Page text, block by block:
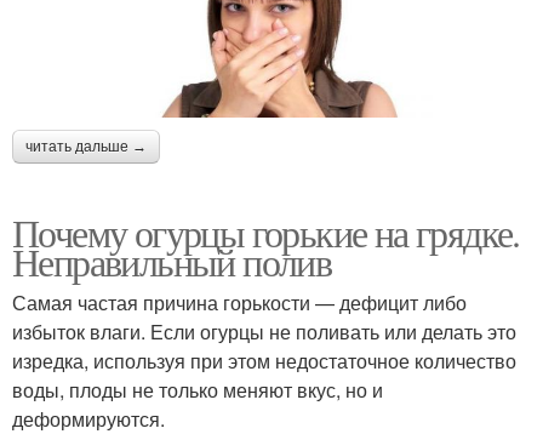
читать дальше →
Почему огурцы горькие на грядке.
Неправильный полив
Самая частая причина горькости — дефицит либо
избыток влаги. Если огурцы не поливать или делать это
изредка, используя при этом недостаточное количество
воды, плоды не только меняют вкус, но и
деформируются.